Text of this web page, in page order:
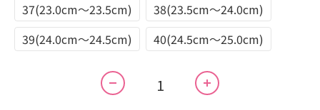
37(23.0cm～23.5cm)
38(23.5cm～24.0cm)
39(24.0cm～24.5cm)
40(24.5cm～25.0cm)